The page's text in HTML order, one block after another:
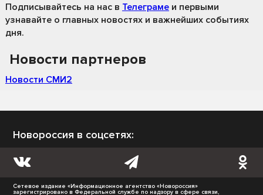
Подписывайтесь на нас в Телеграме и первыми
узнавайте о главных новостях и важнейших событиях
дня.
Новости партнеров
Новости СМИ2
Новороссия в соцсетях:
Сетевое издание «Информационное агентство «Новороссия»
зарегистрировано в Федеральной службе по надзору в сфере связи,